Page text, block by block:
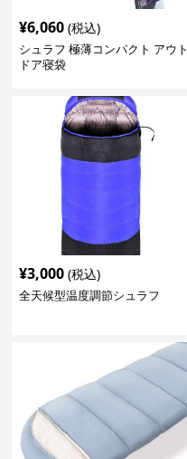
¥6,060 (税込)
シュラフ 極薄コンパクト アウト
ドア寝袋
¥3,000 (税込)
全天候型温度調節シュラフ